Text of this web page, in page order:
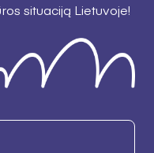
situaciją Lietuvoje!